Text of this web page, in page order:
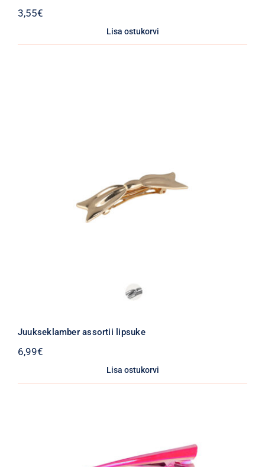
3,55€
Lisa ostukorvi
Juukseklamber assortii lipsuke
6,99€
Lisa ostukorvi